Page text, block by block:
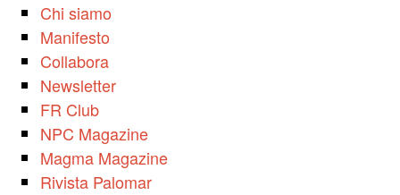
Chi siamo
Manifesto
Collabora
Newsletter
FR Club
NPC Magazine
Magma Magazine
Rivista Palomar